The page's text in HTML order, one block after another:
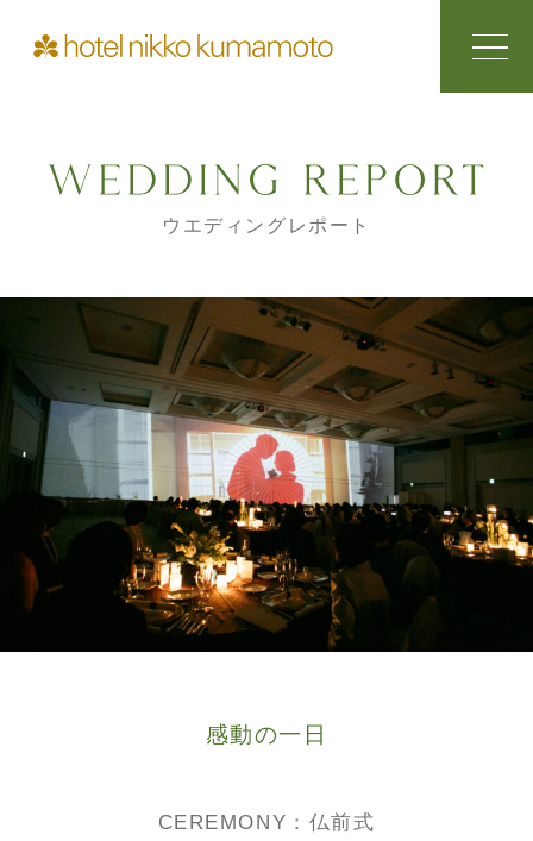
ウエディングレポート
感動の一日
CEREMONY：仏前式